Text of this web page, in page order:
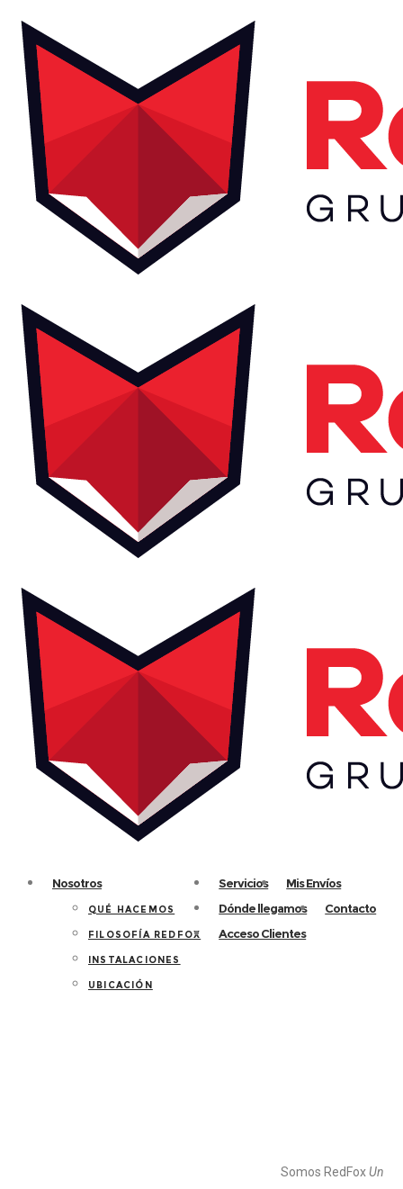
Nosotros
QUÉ HACEMOS
FILOSOFÍA REDFOX
INSTALACIONES
UBICACIÓN
Servicios
Mis Envíos
Dónde llegamos
Contacto
Acceso Clientes
Somos RedFoxUn